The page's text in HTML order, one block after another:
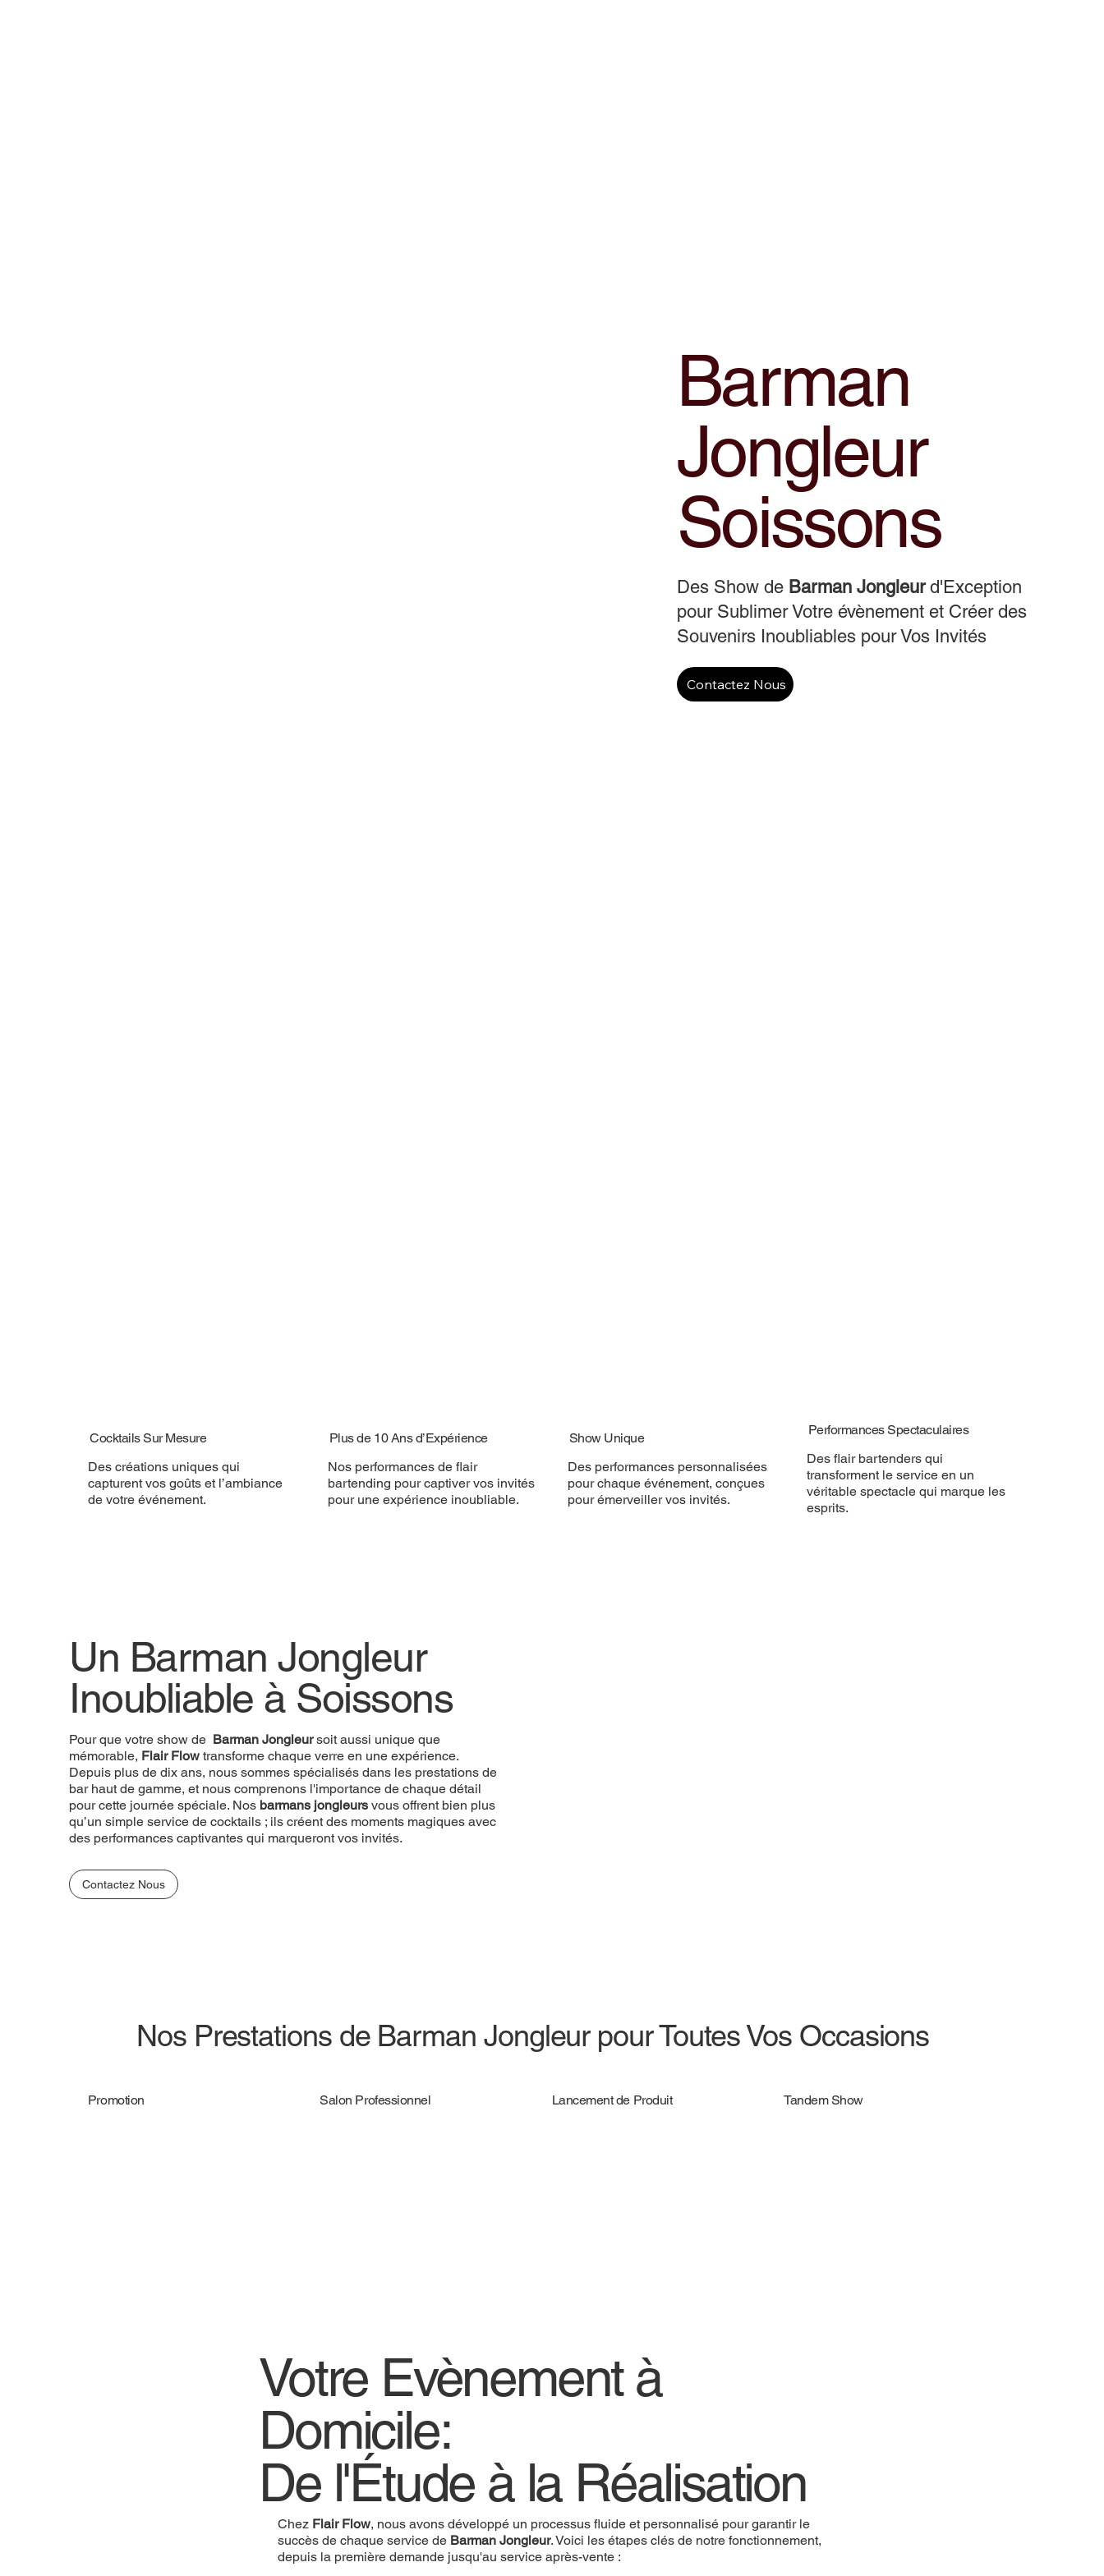
Barman
Jongleur
Soissons
Des Show de Barman Jongleurd'Exception
pour Sublimer Votre évènement et Créer des
Souvenirs Inoubliables pour Vos Invités
Contactez Nous
Cocktails Sur Mesure
Des créations uniques qui
capturent vos goûts et l’ambiance
de votre événement.
Plus de 10 Ans d’Expérience
Nos performances de flair
bartending pour captiver vos invités
pour une expérience inoubliable.
Show Unique
Des performances personnalisées
pour chaque événement, conçues
pour émerveiller vos invités.
Performances Spectaculaires
Des flair bartenders qui
transforment le service en un
véritable spectacle qui marque les
esprits.
Un Barman Jongleur
Inoubliable à Soissons
Pour que votre show de Barman Jongleursoit aussi unique que
mémorable, Flair Flow transforme chaque verre en une expérience.
Depuis plus de dix ans, nous sommes spécialisés dans les prestations de
bar haut de gamme, et nous comprenons l'importance de chaque détail
pour cette journée spéciale. Nos barmans jongleurs vous offrent bien plus
qu’un simple service de cocktails ; ils créent des moments magiques avec
des performances captivantes qui marqueront vos invités.
Contactez Nous
Nos Prestations de Barman Jongleur pour Toutes Vos Occasions
Promotion Salon Professionnel Lancement de Produit Tandem Show
Votre Evènement à
Domicile:
De l'Étude à la Réalisation
Chez Flair Flow, nous avons développé un processus fluide et personnalisé pour garantir le
succès de chaque service de Barman Jongleur. Voici les étapes clés de notre fonctionnement,
depuis la première demande jusqu'au service après-vente :